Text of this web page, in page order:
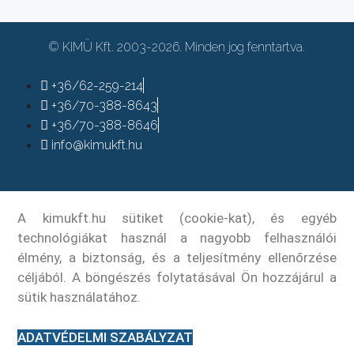
© KIMÜ Kft. 2003-2026. Minden jog fenntartva.
+36/62-259-214
+36/70-388-8643
+36/70-388-8646
info@kimukft.hu
A kimukft.hu sütiket (cookie-kat), és egyéb
technológiákat használ a nagyobb felhasználói
élmény, a biztonság, és a teljesítmény ellenőrzése
céljából. A böngészés folytatásával Ön hozzájárul a
sütik használatához.
ADATVÉDELMI SZABÁLYZAT